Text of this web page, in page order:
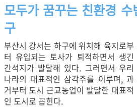
모두가 꿈꾸는 친환경
구
부산시 강서는 하구에 위치해 육지로부
터 유입되는 토사가 퇴적하면서 생긴
간석지가 발달해 있다. 그러면서 우리
나라의 대표적인 삼각주를 이루며, 과
거부터 도시 근교농업이 발달한 대표적
인 도시로 꼽힌다.